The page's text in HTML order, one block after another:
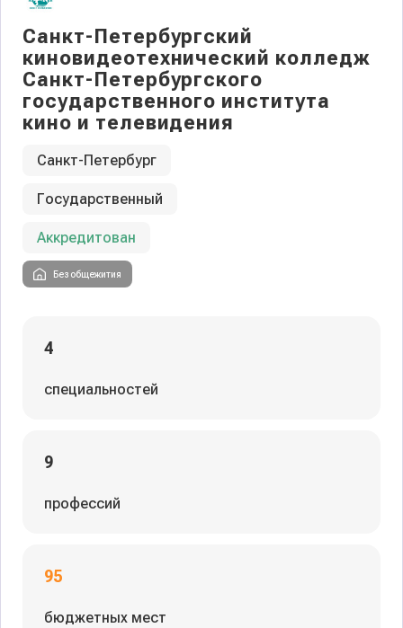
Санкт-Петербургский
киновидеотехнический колледж
Санкт-Петербургского
государственного института
кино и телевидения
Санкт-Петербург
Государственный
Аккредитован
Без общежития
4
специальностей
9
профессий
95
бюджетных мест